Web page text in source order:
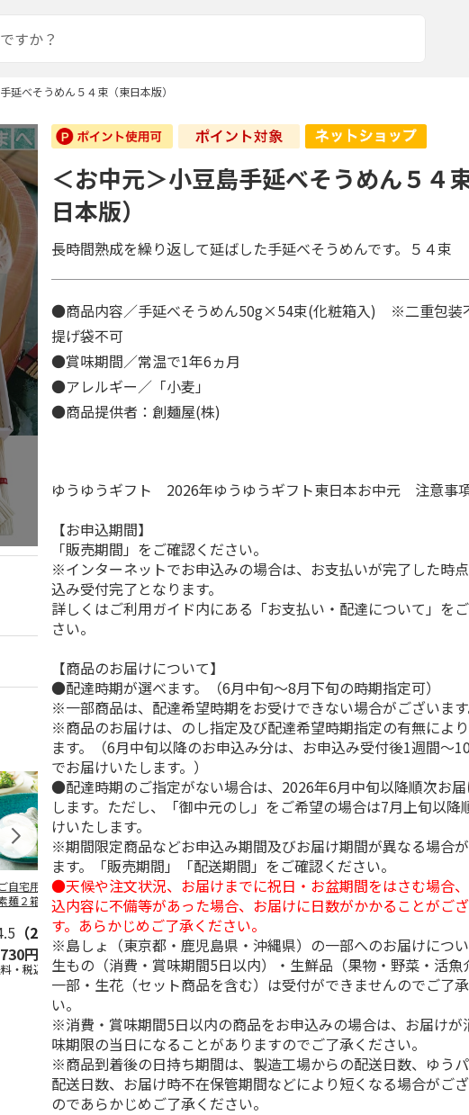
延べそうめん５４束（東日本版）
自宅用＞島原手
麺２箱・黒ごま
（2）
円
・税込)
＜お中元＞島原手延
素麺３ｋｇ【古（ひ
ね）】
5.0（2）
3,980円
(送料・税込)
＜お中元＞お徳用
「国産小麦」小豆島
手延べ素麺
5.0（1）
2,700円
(送料・税込)
＜ご自宅用＞島原手
延素麺２ｋｇ【古
（ひね）】
2,940円
(送料・税込)
す
(
＜お中元＞小豆島手延べそうめん５４
日本版）
長時間熟成を繰り返して延ばした手延べそうめんです。５４束
●商品内容／手延べそうめん50g×54束(化粧箱入) ※二重包装
提げ袋不可
●賞味期間／常温で1年6ヵ月
●アレルギー／「小麦」
●商品提供者：創麺屋(株)
ゆうゆうギフト 2026年ゆうゆうギフト東日本お中元 注意事
【お申込期間】
「販売期間」をご確認ください。
※インターネットでお申込みの場合は、お支払いが完了した時
込み受付完了となります。
詳しくはご利用ガイド内にある「お支払い・配達について」を
さい。
【商品のお届けについて】
●配達時期が選べます。（6月中旬～8月下旬の時期指定可）
※一部商品は、配達希望時期をお受けできない場合がございます
※商品のお届けは、のし指定及び配達希望時期指定の有無によ
ます。（6月中旬以降のお申込み分は、お申込み受付後1週間～
でお届けいたします。）
●配達時期のご指定がない場合は、2026年6月中旬以降順次お
します。ただし、「御中元のし」をご希望の場合は7月上旬以降
けいたします。
※期間限定商品などお申込み期間及びお届け期間が異なる場合
ます。「販売期間」「配送期間」をご確認ください。
●天候や注文状況、お届けまでに祝日・お盆期間をはさむ場合
込内容に不備等があった場合、お届けに日数がかかることがご
す。あらかじめご了承ください。
※島しょ（東京都・鹿児島県・沖縄県）の一部へのお届けについ
生もの（消費・賞味期間5日以内）・生鮮品（果物・野菜・活魚
一部・生花（セット商品を含む）は受付ができませんのでご了
い。
※消費・賞味期間5日以内の商品をお申込みの場合は、お届けが
味期限の当日になることがありますのでご了承ください。
※商品到着後の日持ち期間は、製造工場からの配送日数、ゆう
配送日数、お届け時不在保管期間などにより短くなる場合がご
のであらかじめご了承ください。